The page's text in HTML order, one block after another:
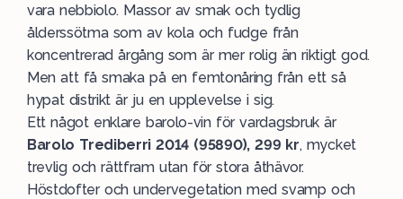
vara nebbiolo. Massor av smak och tydlig
ålderssötma som av kola och fudge från
koncentrerad årgång som är mer rolig än riktigt god.
Men att få smaka på en femtonåring från ett så
hypat distrikt är ju en upplevelse i sig.
Ett något enklare barolo-vin för vardagsbruk är
Barolo Trediberri 2014 (95890), 299 kr, mycket
trevlig och rättfram utan för stora åthävor.
Höstdofter och undervegetation med svamp och